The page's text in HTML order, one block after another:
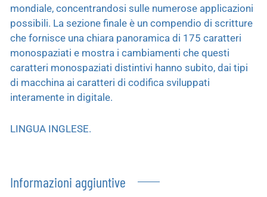
mondiale, concentrandosi sulle numerose applicazioni
possibili. La sezione finale è un compendio di scritture
che fornisce una chiara panoramica di 175 caratteri
monospaziati e mostra i cambiamenti che questi
caratteri monospaziati distintivi hanno subito, dai tipi
di macchina ai caratteri di codifica sviluppati
interamente in digitale.
LINGUA INGLESE.
Informazioni aggiuntive